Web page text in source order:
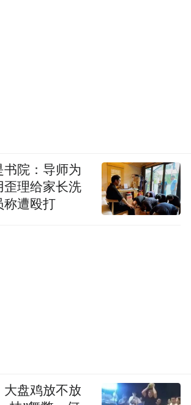
院：导师为
歪理给家长洗
称遭殴打
大盘鸡放不放